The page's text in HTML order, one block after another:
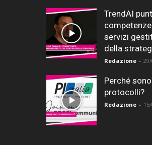
TrendAI
servizi
della
Redazione -
Perché
protocolli?
Redazione -